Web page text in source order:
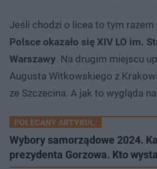
Jeśli chodzi o licea to tym razem
Polsce okazało się XIV LO im.
Warszawy. Na drugim miejscu
Augusta Witkowskiego z
ze Szczecina. A jak to wygląda
POLECANY ARTYKUŁ:
Wybory samorządowe 2024.
prezydenta Gorzowa. Kto